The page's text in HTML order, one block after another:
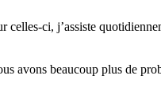
j’assiste
avons beaucoup plus de